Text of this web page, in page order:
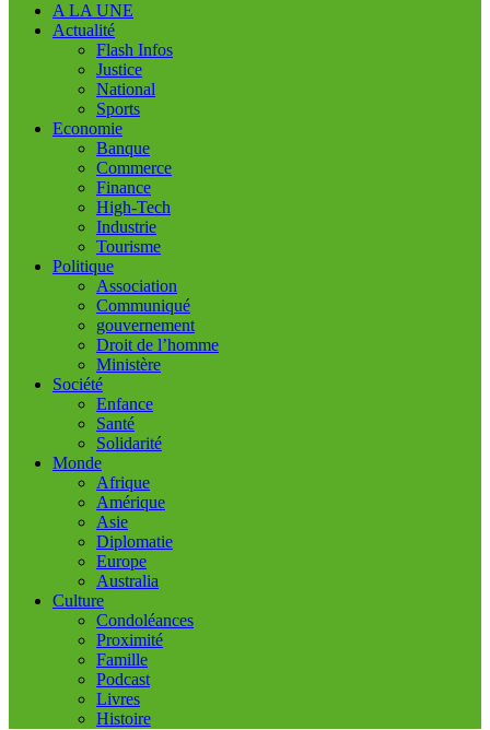
A LA UNE
Actualité
Flash Infos
Justice
National
Sports
Economie
Banque
Commerce
Finance
High-Tech
Industrie
Tourisme
Politique
Association
Communiqué
gouvernement
Droit de l’homme
Ministère
Société
Enfance
Santé
Solidarité
Monde
Afrique
Amérique
Asie
Diplomatie
Europe
Australia
Culture
Condoléances
Proximité
Famille
Podcast
Livres
Histoire